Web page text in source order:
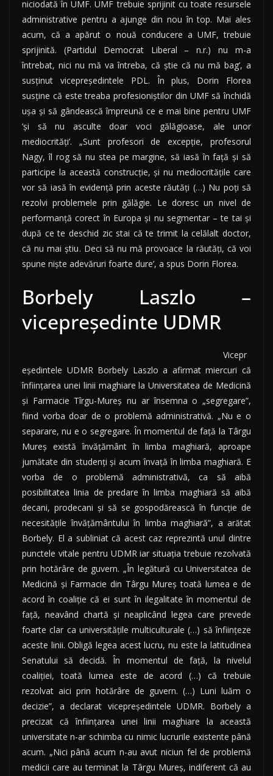
niciodată în UMF. UMF trebuie sprijinit cu toate resursele
administrative pentru a ajunge din nou în top. Mai ales
acum, că a apărut o nouă conducere a UMF, trebuie
sprijinită. (Partidul Democrat Liberal – n.r.) nu m-a
întrebat, nici nu mă va întreba, că ştie că nu mă bag’, a
susţinut vicepreşedintele PDL. În plus, Dorin Florea
susţine că este treaba profesioniştilor din UMF să închidă
uşa şi să gândească împreună ce e mai bine pentru UMF
‘şi să nu asculte doar voci gălăgioase, ale unor
mediocrităţi’. „Sunt profesori de excepţie, profesorul
Nagy, îl rog să nu stea pe margine, să iasă în faţă şi să
participe la această construcţie, şi nu mediocrităţile care
vor să iasă în evidenţă prin aceste răutăţi (…) Nu poţi să
rezolvi problemele prin gălăgie. Le doresc un nivel de
performanţă corect în Europa şi nu segmentar – te tai şi
după ce te deschid zic stai că te trimit la celălalt doctor,
că nu mai ştiu. Deci să nu mă provoace la răutăţi, că voi
spune nişte adevăruri foarte dure’, a spus Dorin Florea.
Borbely Laszlo –
vicepreședinte UDMR
Vicepr
eşedintele UDMR Borbely Laszlo a afirmat miercuri că
înfiinţarea unei linii maghiare la Universitatea de Medicină
şi Farmacie Tîrgu-Mureş nu ar însemna o „segregare”,
fiind vorba doar de o problemă administrativă. „Nu e o
separare, nu e o segregare. În momentul de faţă la Târgu
Mureş există învăţământ în limba maghiară, aproape
jumătate din studenţi şi acum învaţă în limba maghiară. E
vorba de o problemă administrativă, ca să aibă
posibilitatea linia de predare în limba maghiară să aibă
decani, prodecani şi să se gospodărească în funcţie de
necesităţile învăţământului în limba maghiară”, a arătat
Borbely. El a subliniat că acest caz reprezintă unul dintre
punctele vitale pentru UDMR iar situaţia trebuie rezolvată
prin hotărâre de guvern. „În legătură cu Universitatea de
Medicină şi Farmacie din Târgu Mureş toată lumea e de
acord în coaliţie că ei sunt în ilegalitate în momentul de
faţă, neavând chartă şi neaplicând legea care prevede
foarte clar ca universităţile multiculturale (…) să înfiinţeze
aceste linii. Obligă legea acest lucru, nu este la latitudinea
Senatului să decidă. În momentul de faţă, la nivelul
coaliţiei, toată lumea este de acord (…) că trebuie
rezolvat aici prin hotărâre de guvern. (…) Luni luăm o
decizie”, a declarat vicepreşedintele UDMR. Borbely a
precizat că înfiinţarea unei linii maghiare la această
universitate n-ar schimba cu nimic lucrurile existente până
acum. „Nici până acum n-au avut niciun fel de problemă
medicii care au terminat la Târgu Mureş, indiferent că au